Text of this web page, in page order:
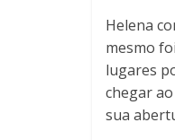
Helena
mesmo
lugares
chegar
sua